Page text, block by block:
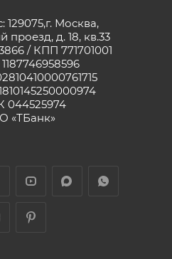
Москва,
проезд, д. 18, кв.33
/ КПП 771701001
044525974
«ТБанк»